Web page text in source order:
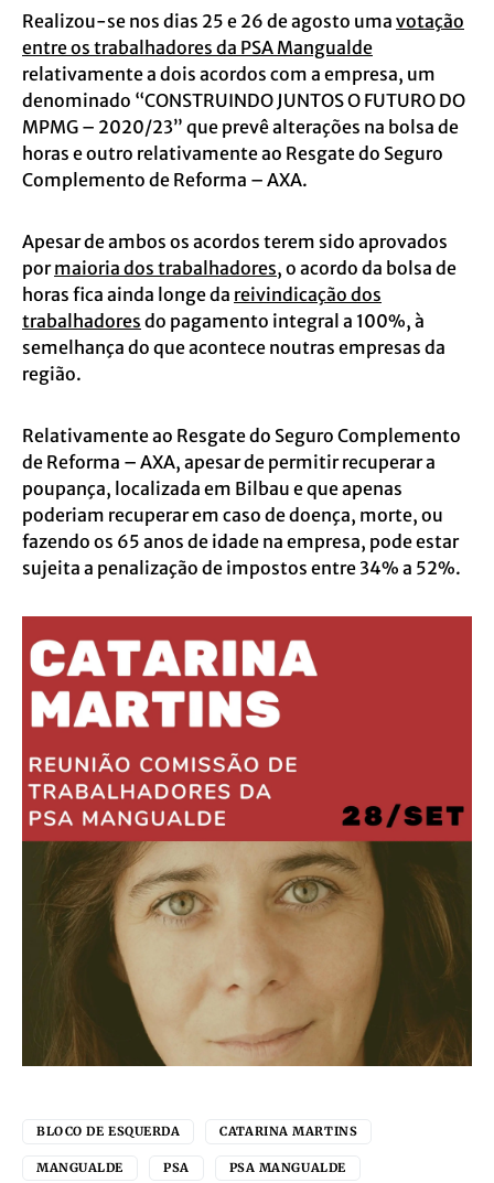
Realizou-se nos dias 25 e 26 de agosto uma votação
entre os trabalhadores da PSA Mangualde
relativamente a dois acordos com a empresa, um
denominado “CONSTRUINDO JUNTOS O FUTURO DO
MPMG – 2020/23” que prevê alterações na bolsa de
horas e outro relativamente ao Resgate do Seguro
Complemento de Reforma – AXA.
Apesar de ambos os acordos terem sido aprovados
pormaioria dos trabalhadores, o acordo da bolsa de
horas fica ainda longe da reivindicação dos
trabalhadores do pagamento integral a 100%, à
semelhança do que acontece noutras empresas da
região.
Relativamente ao Resgate do Seguro Complemento
de Reforma – AXA, apesar de permitir recuperar a
poupança, localizada em Bilbau e que apenas
poderiam recuperar em caso de doença, morte, ou
fazendo os 65 anos de idade na empresa, pode estar
sujeita a penalização de impostos entre 34% a 52%.
BLOCO DE ESQUERDA CATARINA MARTINS
MANGUALDE PSA PSA MANGUALDE